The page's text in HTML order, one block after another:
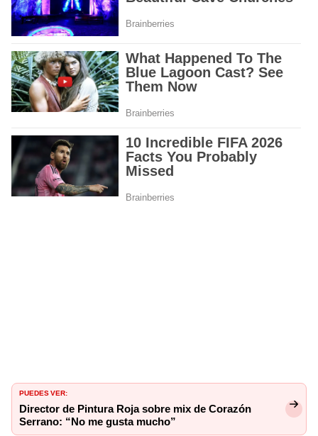
PUEDES VER:
Director de Pintura Roja sobre mix de Corazón
Serrano: “No me gusta mucho”